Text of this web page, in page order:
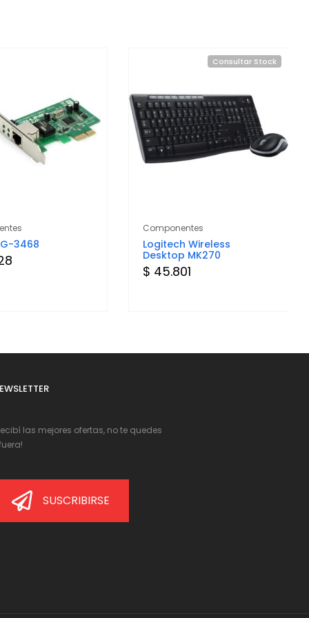
3468
Consultar Stock
Componentes
Logitech Wireless
Desktop MK270
$ 45.801
las mejores ofertas, no te quedes
SUSCRIBIRSE